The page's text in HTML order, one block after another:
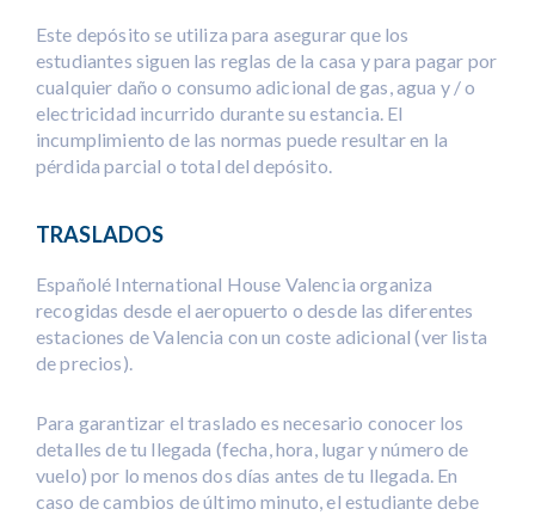
Este depósito se utiliza para asegurar que los
estudiantes siguen las reglas de la casa y para pagar por
cualquier daño o consumo adicional de gas, agua y / o
electricidad incurrido durante su estancia. El
incumplimiento de las normas puede resultar en la
pérdida parcial o total del depósito.
TRASLADOS
Españolé International House Valencia organiza
recogidas desde el aeropuerto o desde las diferentes
estaciones de Valencia con un coste adicional (ver lista
de precios).
Para garantizar el traslado es necesario conocer los
detalles de tu llegada (fecha, hora, lugar y número de
vuelo) por lo menos dos días antes de tu llegada. En
caso de cambios de último minuto, el estudiante debe